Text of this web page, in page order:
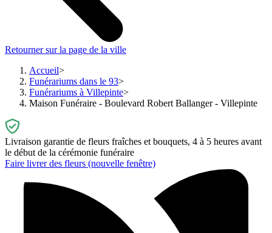
Retourner sur la page de la ville
Accueil
Funérariums dans le 93
Funérariums à Villepinte
Maison Funéraire - Boulevard Robert Ballanger - Villepinte
Livraison garantie de fleurs fraîches et bouquets, 4 à 5 heures avant
le début de la cérémonie funéraire
Faire livrer des fleurs (nouvelle fenêtre)